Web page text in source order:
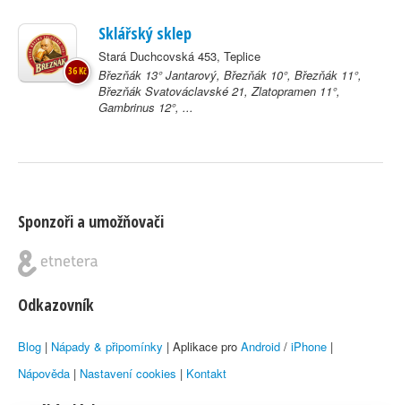
Sklářský sklep
Stará Duchcovská 453, Teplice
Březňák 13° Jantarový, Březňák 10°, Březňák 11°,
Březňák Svatováclavské 21, Zlatopramen 11°,
Gambrinus 12°, ...
36 Kč
Sponzoři a umožňovači
Odkazovník
Blog | Nápady & připomínky | Aplikace pro Android / iPhone |
Nápověda | Nastavení cookies | Kontakt